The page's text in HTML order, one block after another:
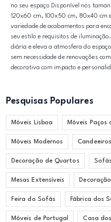
no seu espaço Disponível nos
120x60 cm, 100x50 cm, 80x40 cm
variedade de acabamentos para
seu estilo e requisitos de
diária e eleva a atmosfera do
sem necessidade de renovações
decorativa com impacto e
Pesquisas Populares
Móveis Lisboa Móveis Paços
Móveis Modernos
Decoração de Quartos
Mesas Extensíveis
Feira do Sofás Fábrica dos
Móveis de Portugal Casa